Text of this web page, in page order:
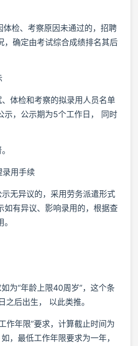
体检、考察原因未通过的，招聘
，确定由考试综合成绩排名其后
体检和考察的拟录用人员名单
示，公示期为5个工作日， 同时
用手续
无异议的，采用劳务派遣形式
如有异议、影响录用的，根据查
为“年龄上限40周岁”，这个条
之后出生， 以此类推。
作年限”要求，计算截止时间为
，最低工作年限要求为一年，